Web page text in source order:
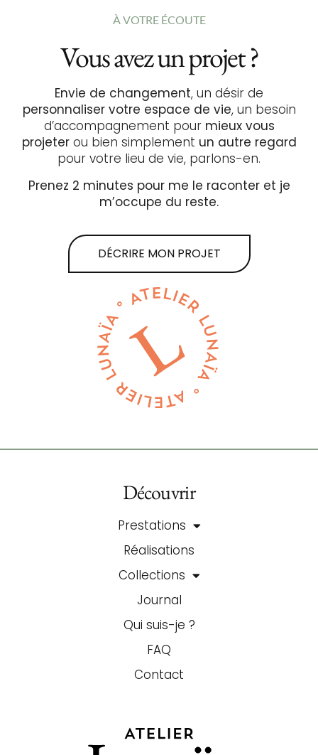
À VOTRE ÉCOUTE
Vous avez un projet ?
Envie de changement, un désir de
personnaliser votre espace de vie, un besoin
d’accompagnement pour mieux vous
projeterou bien simplement un autre regard
pour votre lieu de vie, parlons-en.
Prenez 2 minutes pour me le raconter et je
m’occupe du reste.
DÉCRIRE MON PROJET
Découvrir
Prestations
Réalisations
Collections
Journal
Qui suis-je ?
FAQ
Contact